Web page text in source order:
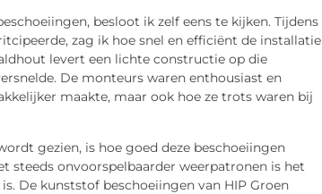
besloot ik zelf eens te kijken. Tijdens
zag ik hoe snel en efficiënt de installatie
levert een lichte constructie op die
De monteurs waren enthousiast en
maakte, maar ook hoe ze trots waren bij
gezien, is hoe goed deze beschoeiingen
steeds onvoorspelbaarder weerpatronen is het
De kunststof beschoeiingen van HIP Groen